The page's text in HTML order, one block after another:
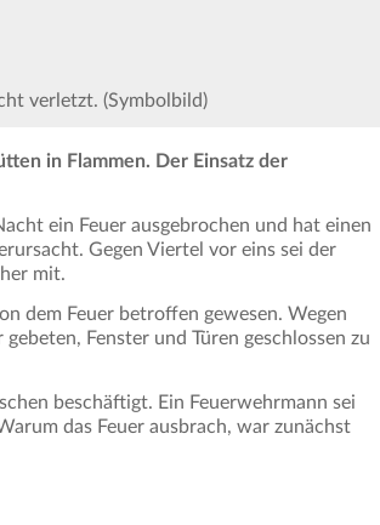
verletzt. (Symbolbild)
in Flammen. Der Einsatz der
ein Feuer ausgebrochen und hat einen
Gegen Viertel vor eins sei der
mit.
dem Feuer betroffen gewesen. Wegen
Fenster und Türen geschlossen zu
beschäftigt. Ein Feuerwehrmann sei
das Feuer ausbrach, war zunächst